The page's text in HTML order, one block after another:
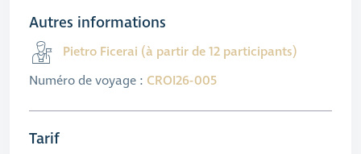
Autres informations
Pietro Ficerai (à partir de 12 participants)
Numéro de voyage : CROI26-005
Tarif